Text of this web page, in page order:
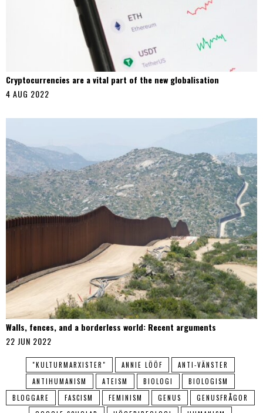
Cryptocurrencies are a vital part of the new globalisation
4 AUG 2022
Walls, fences, and a borderless world: Recent arguments
22 JUN 2022
"KULTURMARXISTER" ANNIE LÖÖF
ANTI-VÄNSTER
ANTIHUMANISM
ATEISM BIOLOGI
BIOLOGISM
BLOGGARE
FASCISM FEMINISM GENUS
GENUSFRÅGOR